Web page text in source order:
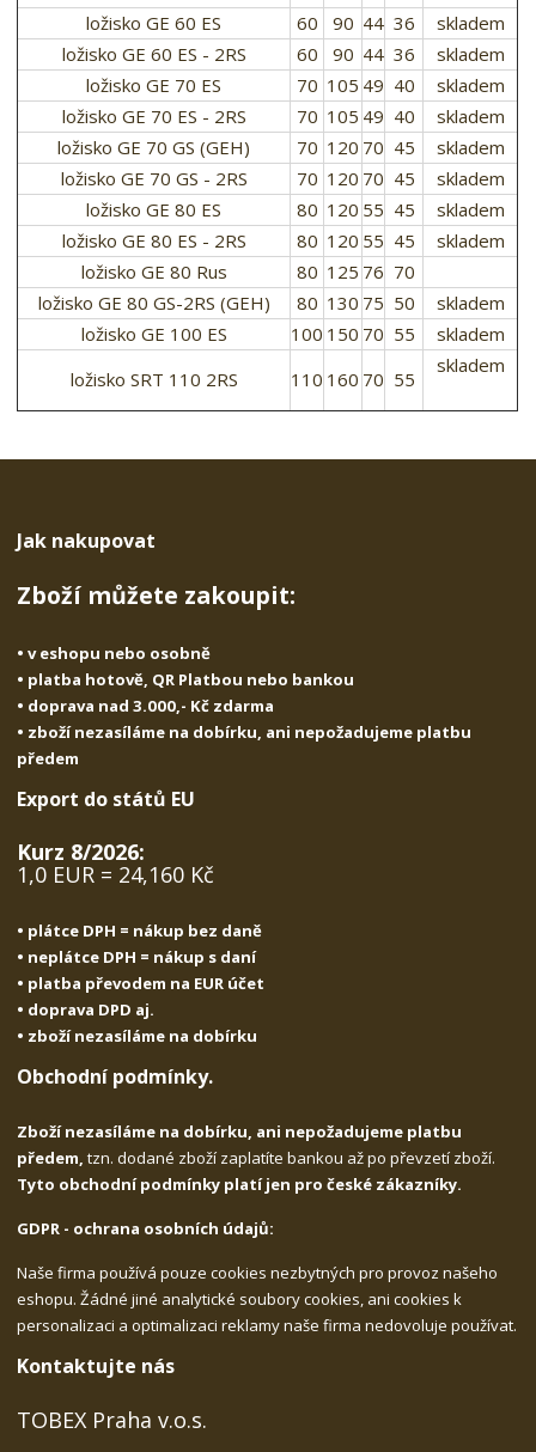
ložisko GE 60 ES
60 90 44 36
skladem
ložisko GE 60 ES - 2RS
60 90 44 36
skladem
ložisko GE 70 ES
70 105 49 40
skladem
ložisko GE 70 ES - 2RS
70 105 49 40
skladem
ložisko GE 70 GS (GEH)
70 120 70 45
skladem
ložisko GE 70 GS - 2RS
70 120 70 45
skladem
ložisko GE 80 ES
80 120 55 45
skladem
ložisko GE 80 ES - 2RS
80 120 55 45
skladem
ložisko GE 80 Rus
80 125 76 70
ložisko GE 80 GS-2RS (GEH)
80 130 75 50
skladem
ložisko GE 100 ES
100 150 70 55
skladem
ložisko SRT 110 2RS
110 160 70 55
skladem
Jak nakupovat
Zboží můžete zakoupit:
• v eshopu nebo osobně
• platba hotově, QR Platbou nebo bankou
• doprava nad 3.000,- Kč zdarma
• zboží nezasíláme na dobírku, ani nepožadujeme platbu
předem
Export do států EU
Kurz 8/2026:
1,0 EUR = 24,160 Kč
• plátce DPH = nákup bez daně
• neplátce DPH = nákup s daní
• platba převodem na EUR účet
• doprava DPD aj.
• zboží nezasíláme na dobírku
Obchodní podmínky.
Zboží nezasíláme na dobírku, ani nepožadujeme platbu
předem,tzn. dodané zboží zaplatíte bankou až po převzetí zboží.
Tyto obchodní podmínky platí jen pro české zákazníky.
GDPR - ochrana osobních údajů:
Naše firma používá pouze cookies nezbytných pro provoz našeho
eshopu. Žádné jiné analytické soubory cookies, ani cookies k
personalizaci a optimalizaci reklamy naše firma nedovoluje používat.
Kontaktujte nás
TOBEX Praha v.o.s.